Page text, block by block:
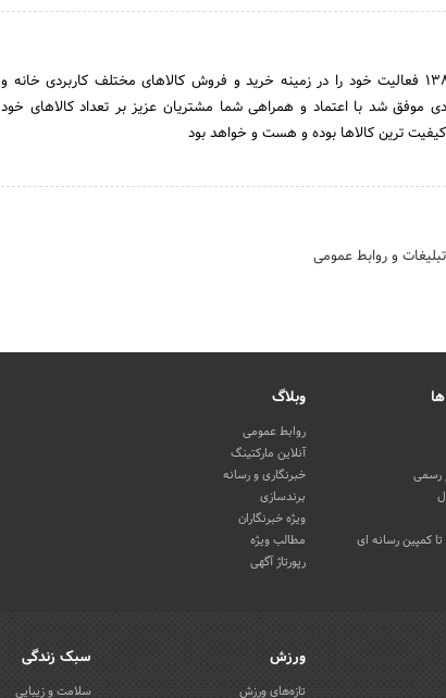
فروشگاه اینترنتی می شاپ ایران از سال 1389 فعالیت خود را در زمینه خرید و فروش کالاهای مختلف کاربردی خانه و
موفق شد با اعتماد و همراهی شما مشتریان عزیز بر تعداد کالاهای خود
ترین کالاها بوده و هست و خواهد بود
تبلیغات و روابط عمومی
رسمی
تا کمپین رسانه ای
وبلاگ
روابط عمومی
آنلاین مارکتینگ
خبرنگاری و رسانه
برندسازی
ویژه خبرنگاران
مطالب ویژه
رپورتاژ آگهی
ورزش
تازه‌های ورزش
سبک زندگی
سلامت و زیبایی